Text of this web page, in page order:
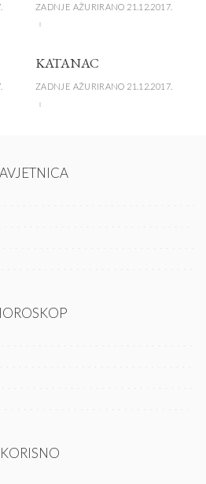
ZADNJE AŽURIRANO 21.12.2017.
KATANAC
ZADNJE AŽURIRANO 21.12.2017.
KORISNO